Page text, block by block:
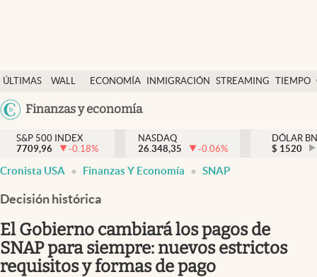
ÚLTIMAS
NOTICIAS
WALL
DÓLAR
ECONOMÍA INMIGRACIÓN STREAMING TIEMPO
México
Finanzas y economía
Finanzas y economía
Wall Street y dólar
Inmigración
Espiritual
Streaming
S&P 500 INDEX
7709,96
-0.18%
NASDAQ
26.348,35
-0.06%
DÓLAR
$ 1520
Cronista USA Finanzas Y Economía SNAP
Decisión histórica
El Gobierno cambiará los pagos de
SNAP para siempre: nuevos estrictos
requisitos y formas de pago